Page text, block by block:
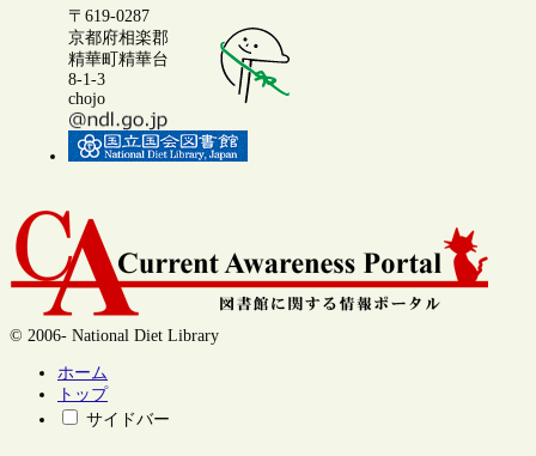
〒619-0287
京都府相楽郡
精華町精華台
8-1-3
chojo
© 2006- National Diet Library
ホーム
トップ
サイドバー